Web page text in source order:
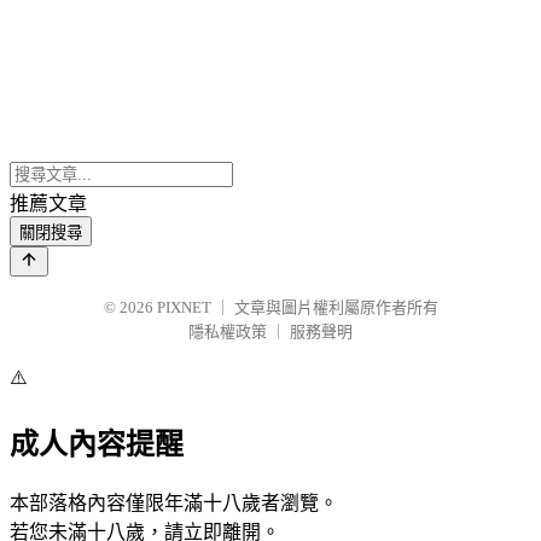
推薦文章
關閉搜尋
© 2026 PIXNET
文章與圖片權利屬原作者所有
隱私權政策
服務聲明
⚠️
成人內容提醒
本部落格內容僅限年滿十八歲者瀏覽。
若您未滿十八歲，請立即離開。